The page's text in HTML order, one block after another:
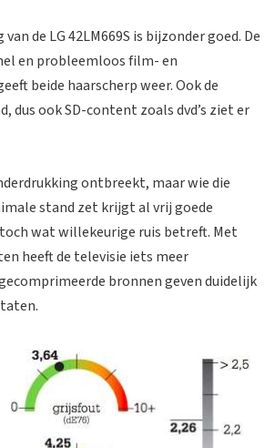
de LG 42LM669S is bijzonder goed. De
en probleemloos film- en
beide haarscherp weer. Ook de
dus ook SD-content zoals dvd’s ziet er
ontbreekt, maar wie die
stand zet krijgt al vrij goede
wat willekeurige ruis betreft. Met
heeft de televisie iets meer
bronnen geven duidelijk